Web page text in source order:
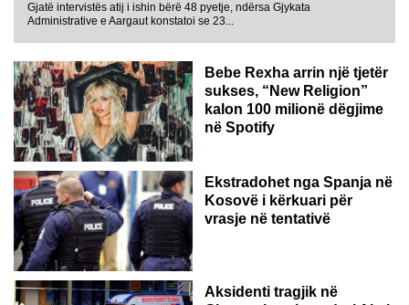
Gjatë intervistës atij i ishin bërë 48 pyetje, ndërsa Gjykata
Administrative e Aargaut konstatoi se 23...
Bebe Rexha arrin një tjetër
sukses, “New Religion”
kalon 100 milionë dëgjime
në Spotify
Ekstradohet nga Spanja në
Kosovë i kërkuari për
vrasje në tentativë
GJERMANI
Aksidenti tragjik në